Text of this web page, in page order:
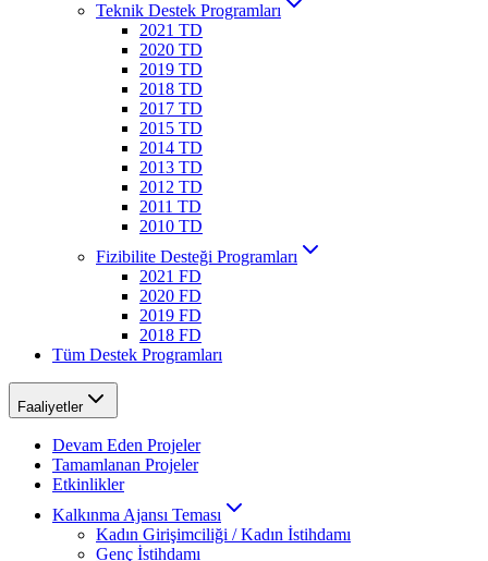
Teknik Destek Programları
2021 TD
2020 TD
2019 TD
2018 TD
2017 TD
2015 TD
2014 TD
2013 TD
2012 TD
2011 TD
2010 TD
Fizibilite Desteği Programları
2021 FD
2020 FD
2019 FD
2018 FD
Tüm Destek Programları
Faaliyetler
Devam Eden Projeler
Tamamlanan Projeler
Etkinlikler
Kalkınma Ajansı Teması
Kadın Girişimciliği / Kadın İstihdamı
Genç İstihdamı